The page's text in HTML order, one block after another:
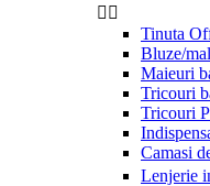
 
Tinuta
Bluze/
Maieuri
Tricouri
Tricouri
Camasi
Lenjerie